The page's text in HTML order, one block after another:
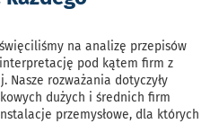
na analizę przepisów
pod kątem firm z
rozważania dotyczyły
dużych i średnich firm
przemysłowe, dla których